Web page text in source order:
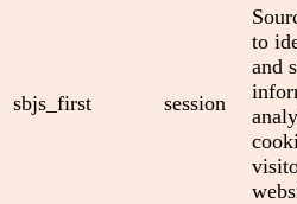
sbjs_first session
to
and